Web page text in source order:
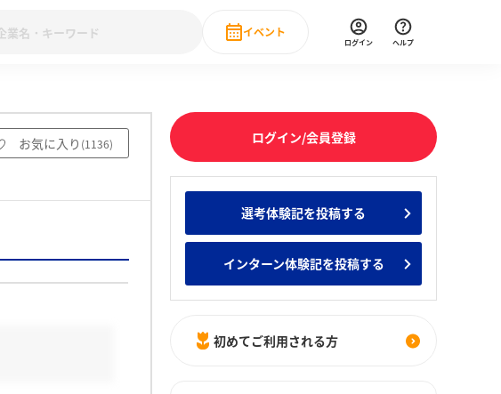
みんなの新卒就職人気企業ランキング みんなのインターン人気企業ランキ
28卒 IT・DX現場社員インタビュー
イベント
直近のイベント一覧
ログイン ヘルプ
お気に入り (1136)
ログイン/会員登録
選考体験記を投稿する
インターン体験記を投稿する
初めてご利用される方